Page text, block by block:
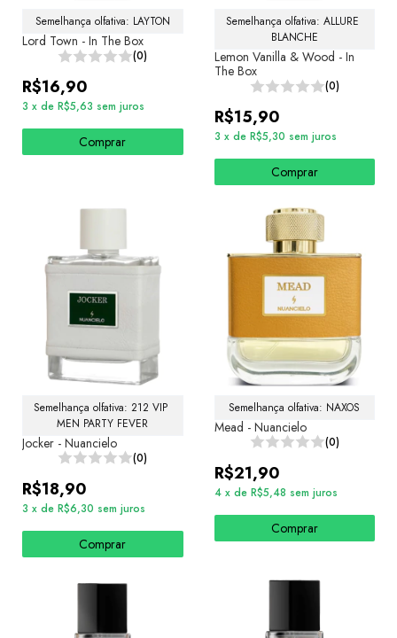
Semelhança olfativa: LAYTON
Lord Town - In The Box
(0)
R$16,90
3 x de R$5,63 sem juros
Comprar
Semelhança olfativa: ALLURE
BLANCHE
Lemon Vanilla & Wood - In
The Box
(0)
R$15,90
3 x de R$5,30 sem juros
Comprar
Semelhança olfativa: 212 VIP
MEN PARTY FEVER
Jocker - Nuancielo
(0)
R$18,90
3 x de R$6,30 sem juros
Comprar
Semelhança olfativa: NAXOS
Mead - Nuancielo
(0)
R$21,90
4 x de R$5,48 sem juros
Comprar